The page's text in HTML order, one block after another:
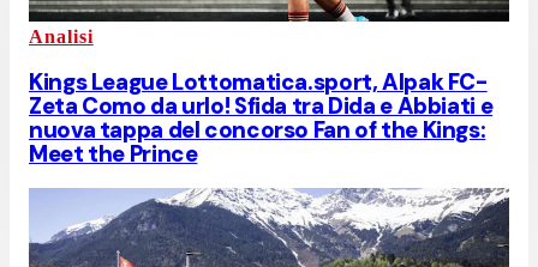
Analisi
Kings League Lottomatica.sport, Alpak FC-
Zeta Como da urlo! Sfida tra Dida e Abbiati e
nuova tappa del concorso Fan of the Kings:
Meet the Prince